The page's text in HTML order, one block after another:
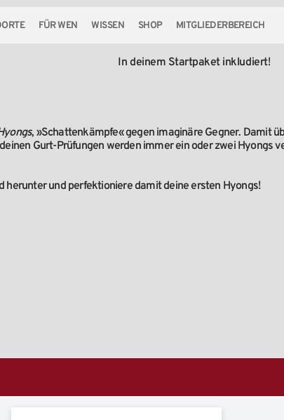
FÜR WEN WISSEN SHOP MITGLIEDERBEREICH
In deinem Startpaket inkludiert!
, »Schattenkämpfe« gegen imaginäre Gegner. Damit
Gurt-Prüfungen werden immer ein oder zwei Hyongs
herunter und perfektioniere damit deine ersten Hyongs!